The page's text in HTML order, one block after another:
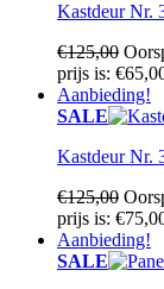
Kastdeur Nr.
€125,00
prijs is:
Aanbieding!
SALE
Kastdeur Nr.
€125,00
prijs is:
Aanbieding!
SALE